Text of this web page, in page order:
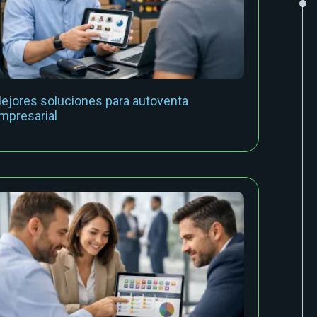
soluciones para autoventa